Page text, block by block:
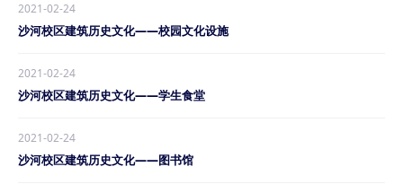
2021-02-24
沙河校区建筑历史文化——校园文化设施
2021-02-24
沙河校区建筑历史文化——学生食堂
2021-02-24
沙河校区建筑历史文化——图书馆